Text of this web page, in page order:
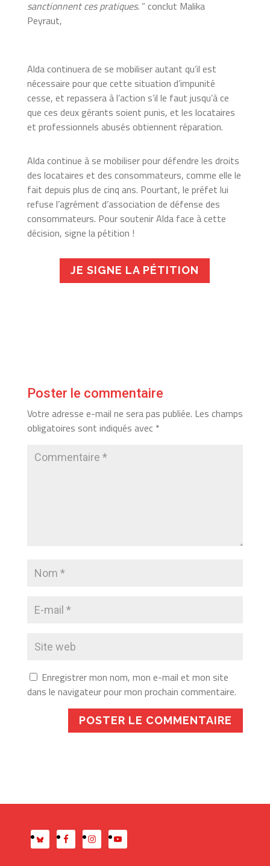
sanctionnent ces pratiques.” conclut Malika
Peyraut,
Alda continuera de se mobiliser autant qu’il est
nécessaire pour que cette situation d’impunité
cesse, et repassera à l’action s’il le faut jusqu’à ce
que ces deux gérants soient punis, et les locataires
et professionnels abusés obtiennent réparation.
Alda continue à se mobiliser pour défendre les droits
des locataires et des consommateurs, comme elle le
fait depuis plus de cinq ans. Pourtant, le préfet lui
refuse l’agrément d’association de défense des
consommateurs. Pour soutenir Alda face à cette
décision, signe la pétition !
JE SIGNE LA PÉTITION
Poster le commentaire
Votre adresse e-mail ne sera pas publiée. Les champs
obligatoires sont indiqués avec *
Enregistrer mon nom, mon e-mail et mon site
dans le navigateur pour mon prochain commentaire.